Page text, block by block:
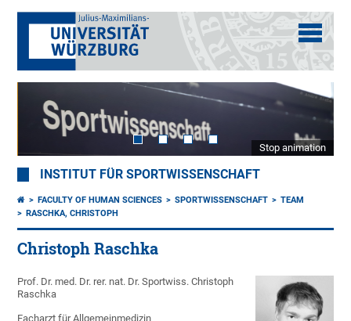
Stop animation
INSTITUT FÜR SPORTWISSENSCHAFT
FACULTY OF HUMAN SCIENCES SPORTWISSENSCHAFT
TEAM
RASCHKA, CHRISTOPH
Christoph Raschka
Prof. Dr. med. Dr. rer. nat. Dr. Sportwiss. Christoph
Raschka
Facharzt für Allgemeinmedizin